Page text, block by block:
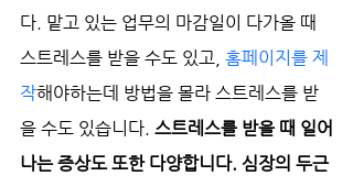
다. 맡고 있는 업무의 마감일이 다가올 때
스트레스를 받을 수도 있고, 홈페이지를 제
작해야하는데 방법을 몰라 스트레스를 받
을 수도 있습니다. 스트레스를 받을 때 일어
나는 증상도 또한 다양합니다. 심장의 두근